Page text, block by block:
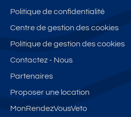
Politique de confidentialité
Centre de gestion des cookies
Politique de gestion des cookies
Contactez - Nous
Partenaires
Proposer une location
MonRendezVousVeto